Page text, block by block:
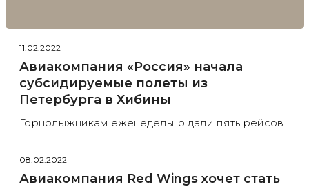
11.02.2022
Авиакомпания «Россия» начала
субсидируемые полеты из
Петербурга в Хибины
Горнолыжникам еженедельно дали пять рейсов
08.02.2022
Авиакомпания Red Wings хочет стать